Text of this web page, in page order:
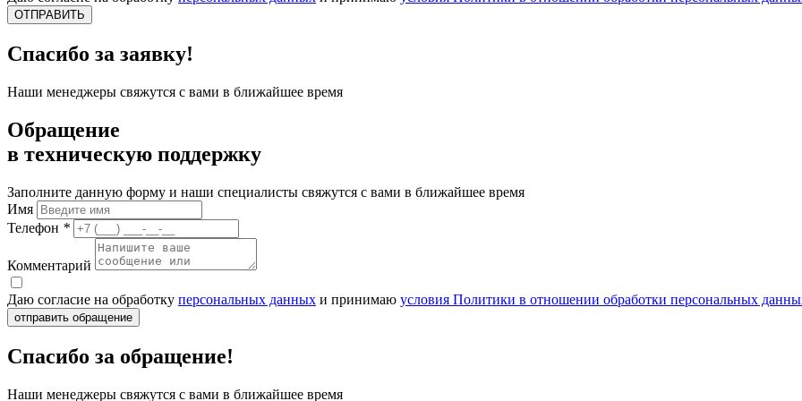
ОТПРАВИТЬ
Спасибо за заявку!
Наши менеджеры свяжутся с вами в ближайшее время
Обращение
в техническую поддержку
Заполните данную форму и наши специалисты свяжутся с вами в ближайшее время
Имя
Телефон *
Комментарий
Даю согласие на обработку персональных данных и принимаю условия Политики в отношении обработки персональных
отправить обращение
Спасибо за обращение!
Наши менеджеры свяжутся с вами в ближайшее время